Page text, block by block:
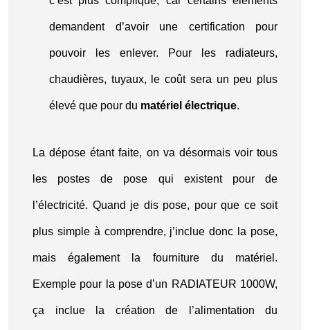
demandent d’avoir une certification pour
pouvoir les enlever. Pour les radiateurs,
chaudières, tuyaux, le coût sera un peu plus
élevé que pour du matériel électrique.
La dépose étant faite, on va désormais voir tous
les postes de pose qui existent pour de
l’électricité. Quand je dis pose, pour que ce soit
plus simple à comprendre, j’inclue donc la pose,
mais également la fourniture du matériel.
Exemple pour la pose d’un RADIATEUR 1000W,
ça inclue la création de l’alimentation du